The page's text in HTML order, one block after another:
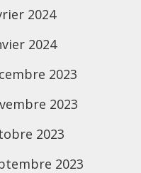
2024
2024
2023
2023
2023
2023